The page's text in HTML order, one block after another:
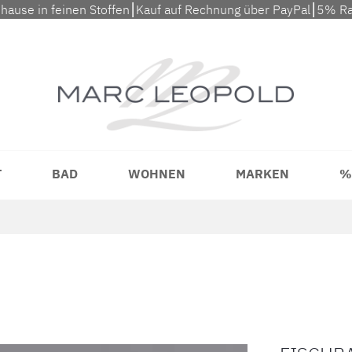
in feinen Stoffen⎮Kauf auf Rechnung über PayPal⎮5%
BAD WOHNEN MARKEN